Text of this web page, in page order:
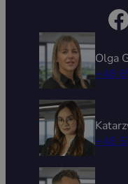
Facebook
Olga
+48
+48